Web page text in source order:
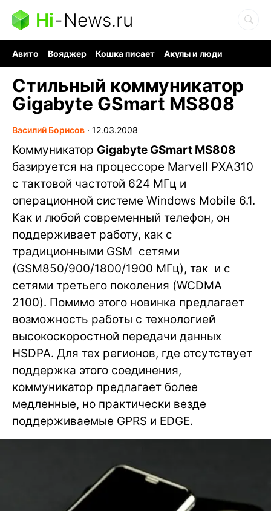
Hi-News.ru
Авито Вояджер Кошка писает
Акулы и люди
Стильный коммуникатор
Gigabyte GSmart MS808
Василий Борисов ∙ 12.03.2008
Коммуникатор Gigabyte GSmart MS808
базируется на процессоре Marvell PXA310
с тактовой частотой 624 МГц и
операционной системе Windows Mobile 6.1.
Как и любой современный телефон, он
поддерживает работу, как с
традиционными GSM сетями
(GSM850/900/1800/1900 МГц), так и с
сетями третьего поколения (WCDMA
2100). Помимо этого новинка предлагает
возможность работы с технологией
высокоскоростной передачи данных
HSDPA. Для тех регионов, где отсутствует
поддержка этого соединения,
коммуникатор предлагает более
медленные, но практически везде
поддерживаемые GPRS и EDGE.